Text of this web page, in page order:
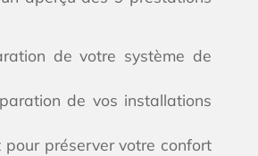
de votre système de
de vos installations
préserver votre confort